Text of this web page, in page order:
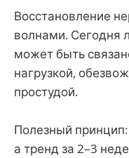
Восстановление
волнами. Сегодня
может быть
нагрузкой,
простудой.
Полезный
а тренд за 2–3